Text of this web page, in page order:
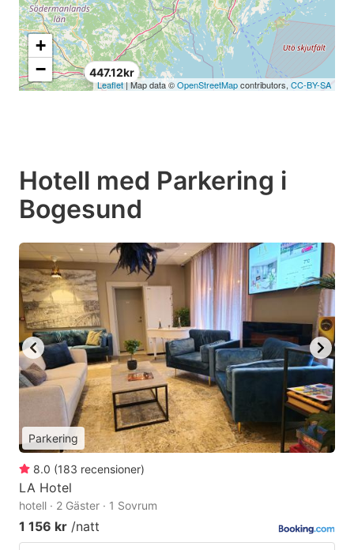
447.12kr
+
−
Leaflet| Map data ©OpenStreetMapcontributors, CC-BY-SA
Hotell med Parkering i
Bogesund
Parkering
8.0 (183 recensioner)
LA Hotel
hotell · 2 Gäster · 1 Sovrum
1 156 kr /natt